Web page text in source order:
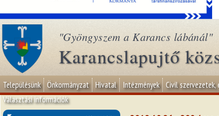
"Gyöngyszem a Karancs lábánál"
Karancslapujtő
Településünk Önkormányzat Hivatal Intézmények Civil szervezetek,
Választási információk